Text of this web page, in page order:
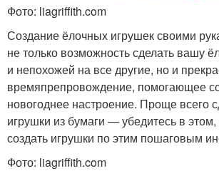
Фото: liagriffith.com
Создание ёлочных игрушек своими
не только возможность сделать вашу
и непохожей на все другие, но и
времяпрепровождение, помогающее
новогоднее настроение. Проще всего
игрушки из бумаги — убедитесь в
создать игрушки по этим пошаговым
Фото: liagriffith.com